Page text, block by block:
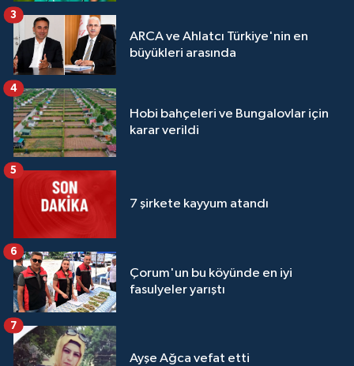
ARCA ve Ahlatcı Türkiye'nin en
büyükleri arasında
3
Hobi bahçeleri ve Bungalovlar için
karar verildi
4
7 şirkete kayyum atandı
5
Çorum'un bu köyünde en iyi
fasulyeler yarıştı
6
Ayşe Ağca vefat etti
7